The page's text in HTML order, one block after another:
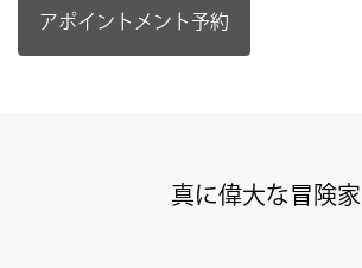
アポイントメント予約
真に偉大な冒険家